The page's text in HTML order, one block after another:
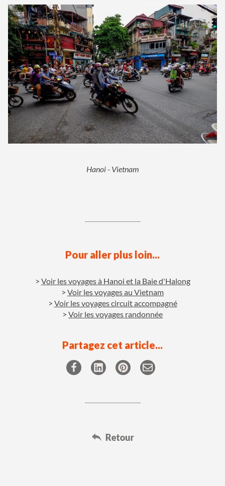
Hanoi - Vietnam
Pour aller plus loin...
Voir les voyages à Hanoi et la Baie d'Halong
Voir les voyages au Vietnam
Voir les voyages circuit accompagné
Voir les voyages randonnée
Partagez cet article...